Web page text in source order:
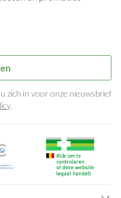
zich in voor onze nieuwsbrief
.